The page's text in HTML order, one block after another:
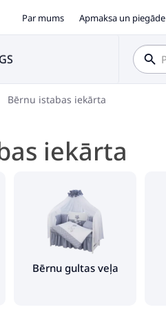
Par mums Apmaksa un piegāde
Bērnu istabas iekārta
iekārta
Bērnu gultas veļa